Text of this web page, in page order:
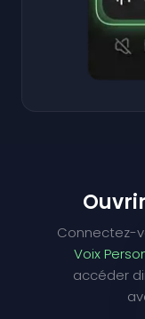
Connectez-
Voix
accéder